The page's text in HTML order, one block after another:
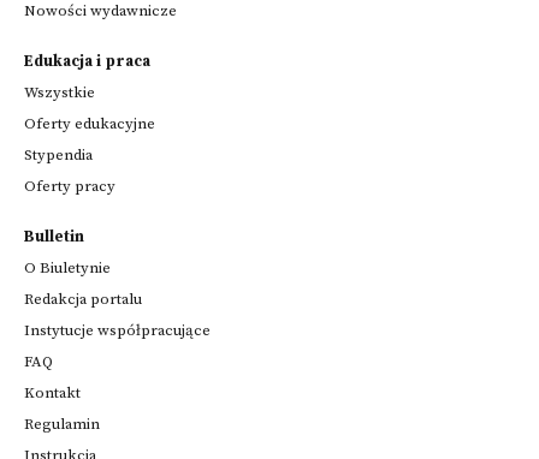
Nowości wydawnicze
Edukacja i praca
Wszystkie
Oferty edukacyjne
Stypendia
Oferty pracy
Bulletin
O Biuletynie
Redakcja portalu
Instytucje współpracujące
FAQ
Kontakt
Regulamin